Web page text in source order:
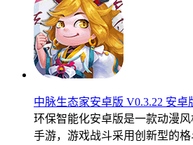
中脉生态家安卓版 V0.3.22 安卓
环保智能化安卓版是一款动漫
手游，游戏战斗采用创新型的